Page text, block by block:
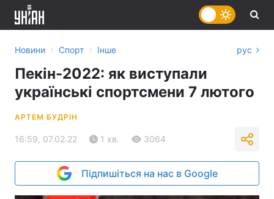
Новини › Спорт › Інше рус
Пекін-2022: як виступали
українські спортсмени 7 лютого
АРТЕМ БУДРІН
16:59, 07.02.22 1 хв. 3064
Підпишіться на нас в Google